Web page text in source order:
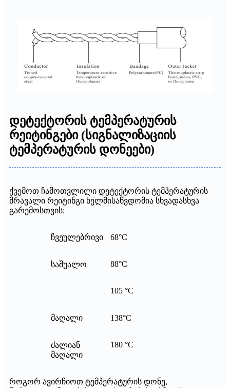
დეტექტორის ტემპერატურის
რეიტინგები (სიგნალიზაციის
ტემპერატურის დონეები)
ქვემოთ ჩამოთვლილი დეტექტორის ტემპერატურის
მრავალი რეიტინგი ხელმისაწვდომია სხვადასხვა
გარემოსთვის:
ჩვეულებრივი 68°C
საშუალო 88°C
105 °C
მაღალი 138°C
ძალიან
მაღალი
180 °C
როგორ ავირჩიოთ ტემპერატურის დონე,